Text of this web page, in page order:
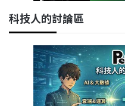
科技人的討論區